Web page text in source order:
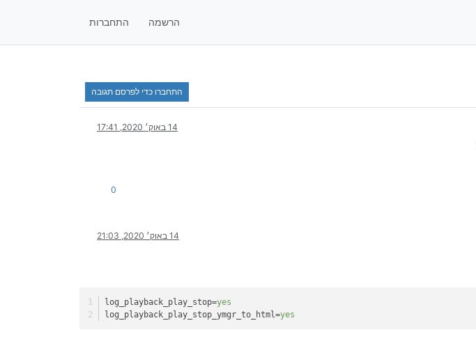
הרשמה התחברות
התחברו כדי לפרסם תגובה
14 באוק׳ 2020, 17:41
0
14 באוק׳ 2020, 21:03
log_playback_play_stop=yes
log_playback_play_stop_ymgr_to_html=yes